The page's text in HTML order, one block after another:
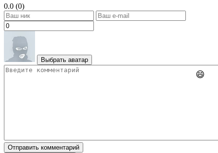
0.0 (0)
Выбрать аватар
😄
Отправить комментарий